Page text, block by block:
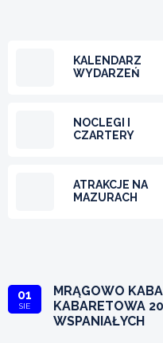
KALENDARZ
WYDARZEŃ
NOCLEGI I
CZARTERY
ATRAKCJE NA
MAZURACH
01
SIE
MRĄGOWO
KABARETOWA
WSPANIAŁYCH